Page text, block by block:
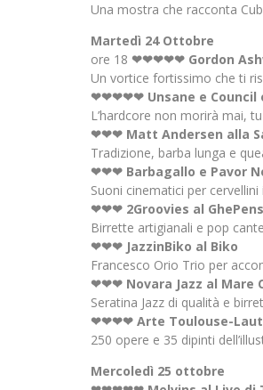
Una mostra che racconta
Martedì 24 Ottobre
ore 18 ❤❤❤❤❤ Gordon
Un vortice fortissimo che ti
❤❤❤❤❤ Unsane e Council
L’hardcore non morirà mai,
❤❤❤ Matt Andersen alla
Tradizione, barba lunga e
❤❤❤ Barbagallo e Pavor
Suoni cinematici per cervellini
❤❤❤ 2Groovies al
Birrette artigianali e pop
❤❤❤ JazzinBiko al Biko
Francesco Orio Trio per
❤❤❤ Novara Jazz al Mare
Seratina Jazz di qualità e
❤❤❤❤ Arte Toulouse-
250 opere e 35 dipinti
Mercoledì 25 ottobre